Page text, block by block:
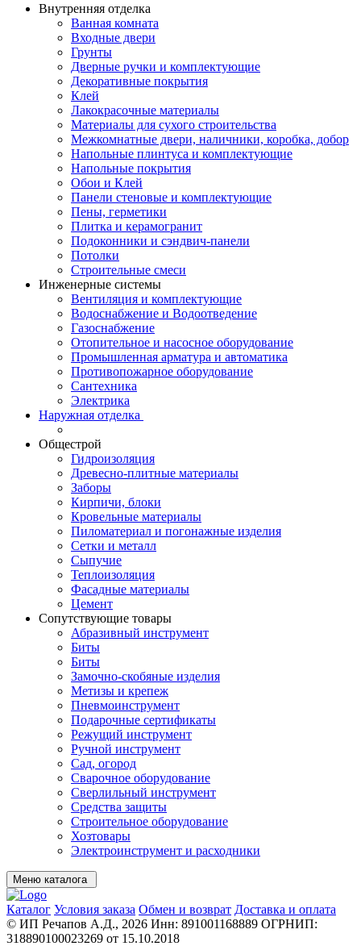
Внутренняя отделка
Ванная комната
Входные двери
Грунты
Дверные ручки и комплектующие
Декоративные покрытия
Клей
Лакокрасочные материалы
Материалы для сухого строительства
Межкомнатные двери, наличники, коробка, добор
Напольные плинтуса и комплектующие
Напольные покрытия
Обои и Клей
Панели стеновые и комплектующие
Пены, герметики
Плитка и керамогранит
Подоконники и сэндвич-панели
Потолки
Строительные смеси
Инженерные системы
Вентиляция и комплектующие
Водоснабжение и Водоотведение
Газоснабжение
Отопительное и насосное оборудование
Промышленная арматура и автоматика
Противопожарное оборудование
Сантехника
Электрика
Наружная отделка
Общестрой
Гидроизоляция
Древесно-плитные материалы
Заборы
Кирпичи, блоки
Кровельные материалы
Пиломатериал и погонажные изделия
Сетки и металл
Сыпучие
Теплоизоляция
Фасадные материалы
Цемент
Сопутствующие товары
Абразивный инструмент
Биты
Биты
Замочно-скобяные изделия
Метизы и крепеж
Пневмоинструмент
Подарочные сертификаты
Режущий инструмент
Ручной инструмент
Сад, огород
Сварочное оборудование
Сверлильный инструмент
Средства защиты
Строительное оборудование
Хозтовары
Электроинструмент и расходники
Меню каталога
Каталог Условия заказа Обмен и возврат Доставка и оплата
© ИП Речапов А.Д., 2026 Инн: 891001168889 ОГРНИП:
318890100023269 от 15.10.2018